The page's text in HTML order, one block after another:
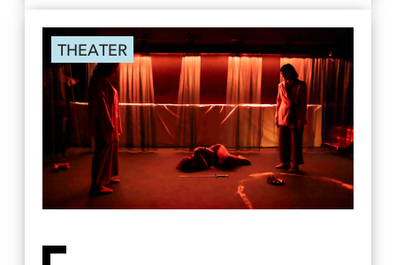
THEATER